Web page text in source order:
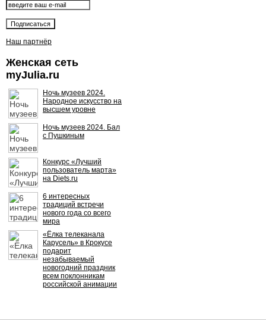
Наш партнёр
Женская сеть
myJulia.ru
Ночь музеев 2024.
Народное искусство на
высшем уровне
Ночь музеев 2024. Бал
с Пушкиным
Конкурс «Лучший
пользователь марта»
на Diets.ru
6 интересных
традиций встречи
нового года со всего
мира
«Ёлка телеканала
Карусель» в Крокусе
подарит
незабываемый
новогодний праздник
всем поклонникам
российской анимации